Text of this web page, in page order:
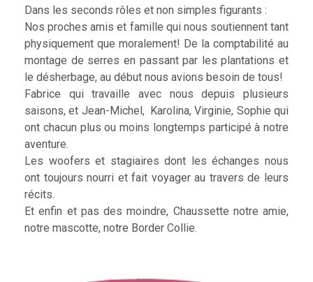
Dans les seconds rôles et non simples figurants :
Nos proches amis et famille qui nous soutiennent tant
physiquement que moralement! De la comptabilité au
montage de serres en passant par les plantations et
le désherbage, au début nous avions besoin de tous!
Fabrice qui travaille avec nous depuis plusieurs
saisons, et Jean-Michel, Karolina, Virginie, Sophie qui
ont chacun plus ou moins longtemps participé à notre
aventure.
Les woofers et stagiaires dont les échanges nous
ont toujours nourri et fait voyager au travers de leurs
récits.
Et enfin et pas des moindre, Chaussette notre amie,
notre mascotte, notre Border Collie.